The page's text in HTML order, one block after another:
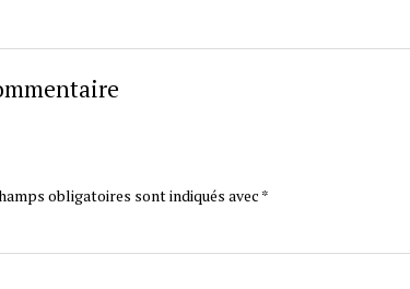
obligatoires sont indiqués avec *